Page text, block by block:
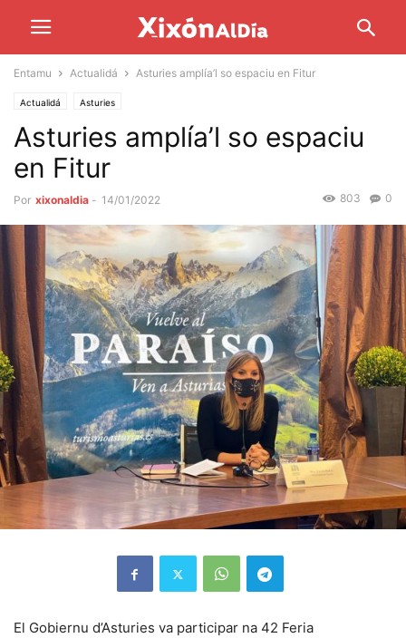
Entamu Actualidá Asturies amplía’l so espaciu en Fitur
Actualidá Asturies
Asturies amplía’l so espaciu
en Fitur
Por xixonaldia - 14/01/2022 0
803
El Gobiernu d’Asturies va participar na 42 Feria